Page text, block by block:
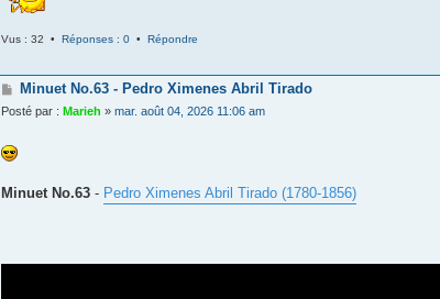
Vus : 32 • Réponses : 0 • Répondre
M
s
a
g
Minuet No.63 - Pedro Ximenes Abril Tirado
Posté par : Marieh » mar. août 04, 2026 11:06 am
Minuet No.63 - Pedro Ximenes Abril Tirado (1780-1856)